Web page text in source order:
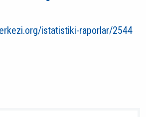
istatistiki-raporlar/2544